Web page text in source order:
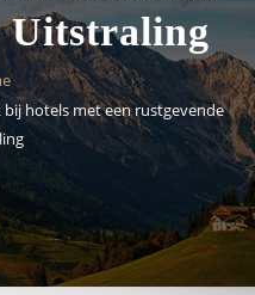
Uitstraling
hotels met een rustgevende